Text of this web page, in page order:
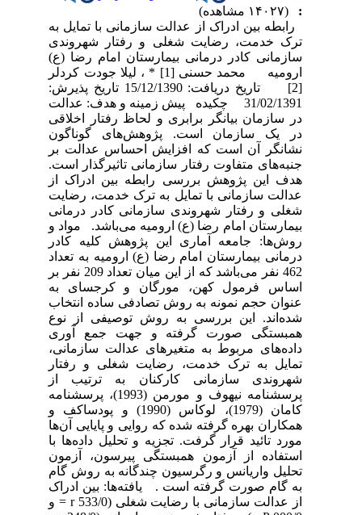
رابطه بین ادراک از عدالت سازمانی با تمایل به
ترک خدمت، رضایت شغلی و رفتار شهروندی
سازمانی کادر درمانی بیمارستان امام رضا (ع)
ارومیه محمد حسنی [1] * ، لیلا جودت کردلر
[2] تاریخ دریافت: 15/12/1390 تاریخ پذیرش:
31/02/1391 چکیده پیش زمینه و هدف: عدالت
در سازمان بیانگر برابری و لحاظ رفتار اخلاقی
در یک سازمان است. پژوهش‌های گوناگون
نشانگر آن است که افزایش احساس عدالت بر
جنبه‌های متفاوت رفتار سازمانی تاثیرگذار است.
هدف این پژوهش بررسی رابطه بین ادراک از
عدالت سازمانی با تمایل به ترک خدمت، رضایت
شغلی و رفتار شهروندی سازمانی کادر درمانی
بیمارستان امام رضا (ع) ارومیه می‌باشد. مواد و
روش‌ها: جامعه آماری این پژوهش کلیه کادر
درمانی بیمارستان امام رضا (ع) ارومیه به تعداد
462 نفر می‌باشد که از این میان تعداد 209 نفر بر
اساس فرمول کهن، مورگان و کرجسای به
عنوان حجم نمونه به روش تصادفی ساده انتخاب
شده‌اند. این بررسی به روش توصیفی از نوع
همبستگی صورت گرفته و جهت جمع آوری
داده‌های مربوط به متغیرهای عدالت سازمانی،
تمایل به ترک خدمت، رضایت شغلی و رفتار
شهروندی سازمانی کارکنان به ترتیب از
پرسشنامه نیهوف و مورمن (1993)، پرسشنامه
کامان (1979)، لوکاس (1990) و پودساکف و
همکاران بهره گرفته شده که روایی و پایایی آن‌ها
مورد تائید قرار گرفت. تجزیه و تحلیل داده‌ها با
استفاده از آزمون همبستگی پیرسون، آزمون
تحلیل واریانس و رگرسیون چندگانه به روش گام
به گام صورت گرفته است . یافته‌ها: بین ادراک
از عدالت سازمانی با رضایت شغلی (533/0 r = و